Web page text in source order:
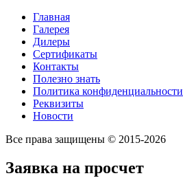
Главная
Галерея
Дилеры
Сертификаты
Контакты
Полезно знать
Политика конфиденциальности
Реквизиты
Новости
Все права защищены © 2015-2026
Заявка на просчет